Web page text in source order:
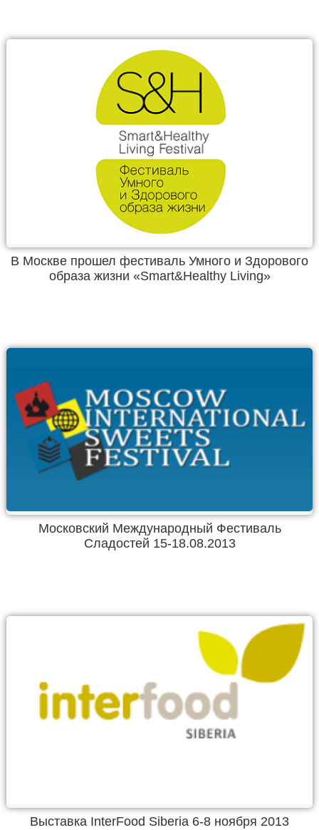
В Москве прошел фестиваль Умного и Здорового
образа жизни «Smart&Healthy Living»
Московский Международный Фестиваль
Сладостей 15-18.08.2013
Выставка InterFood Siberia 6-8 ноября 2013